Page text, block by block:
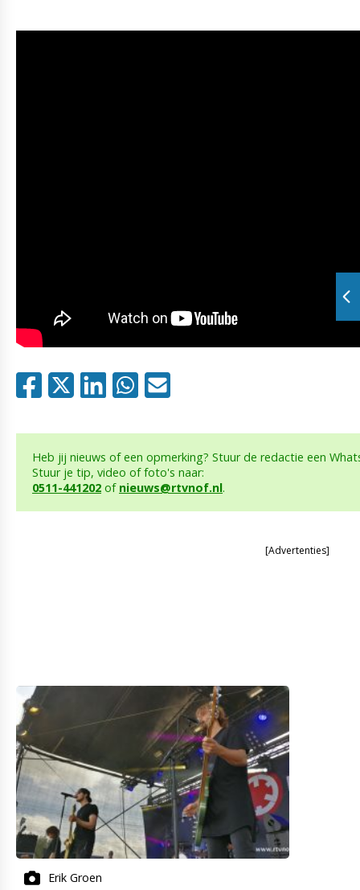
Heb jij nieuws of een opmerking? Stuur de redactie een
Stuur je tip, video of foto's naar:
0511-441202 of nieuws@rtvnof.nl.
[Advertenties]
Erik Groen